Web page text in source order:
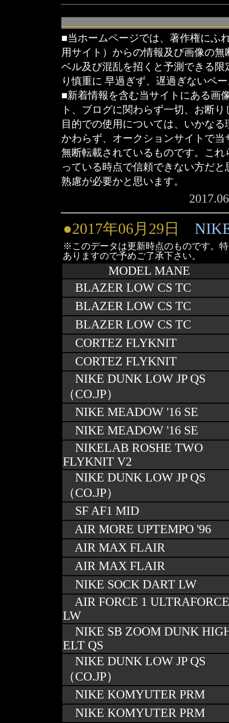
■当ホームページでは、著作権にふ
用サイト）からの情報及び画像の
ベル及び混乱を招くと予測できる
り慎重に 早過ぎず、遅過ぎないペ
■新着情報を含む当サイトにある画
ト、ブログに関わらず一切、お断
目的での使用については、いかな
かわらず、オークションサイトで
無断転載されているものです。こ
っている時点で信頼できない方だ
熟慮が必要かと思います。
●2017年06月29日
※このデータは更新時点のものです。
ありますので予めご了承下さい。
MODEL MANE
BLAZER LOW CS TC
BLAZER LOW CS TC
BLAZER LOW CS TC
CORTEZ FLYKNIT
CORTEZ FLYKNIT
NIKE DUNK LOW JP QS
（CO.JP）
NIKE MEADOW '16 SE
NIKE MEADOW '16 SE
NIKELAB ROSHE TWO
FLYKNIT V2
NIKE DUNK LOW JP QS
（CO.JP）
SF AF1 MID
AIR MORE UPTEMPO '96
AIR MAX FLAIR
AIR MAX FLAIR
NIKE SOCK DART LW
AIR FORCE 1 ULTRAFORCE
LW
NIKE SB ZOOM DUNK
ELT QS
NIKE DUNK LOW JP QS
（CO.JP）
NIKE KOMYUTER PRM
NIKE KOMYUTER PRM